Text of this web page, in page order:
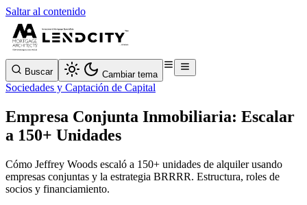
Saltar al contenido
Buscar Cambiar tema
Sociedades y Captación de Capital
Empresa Conjunta Inmobiliaria: Escalar
a 150+ Unidades
Cómo Jeffrey Woods escaló a 150+ unidades de alquiler usando
empresas conjuntas y la estrategia BRRRR. Estructura, roles de
socios y financiamiento.